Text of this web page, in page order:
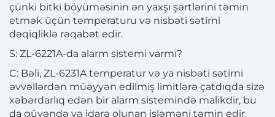
çünki bitki böyüməsinin ən yaxşı şərtlərini təmin
etmək üçün temperaturu və nisbəti sətirni
dəqiqliklə rəqabət edir.
S: ZL-6221A-da alarm sistemi varmı?
C: Bəli, ZL-6231A temperatur və ya nisbəti sətirni
əvvəllərdən müəyyən edilmiş limitlərə çatdıqda sizə
xəbərdarlıq edən bir alarm sistemində malikdir, bu
da güvəndə və idarə olunan işləməni təmin edir.